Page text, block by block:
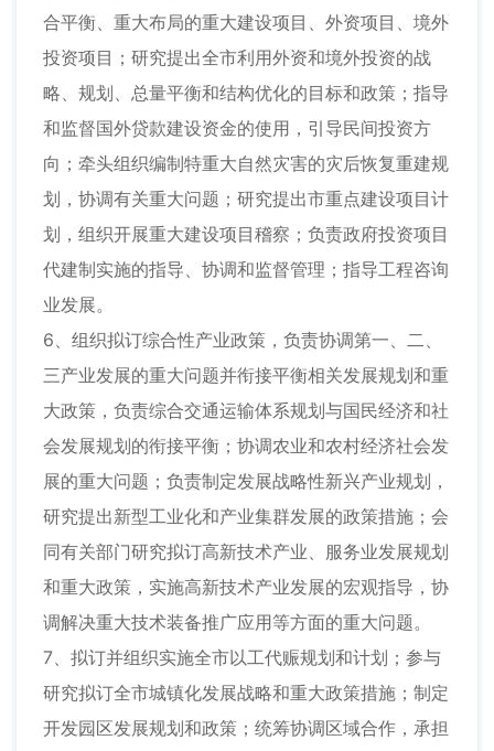
合平衡、重大布局的重大建设项目、外资项目、境外
投资项目；研究提出全市利用外资和境外投资的战
略、规划、总量平衡和结构优化的目标和政策；指导
和监督国外贷款建设资金的使用，引导民间投资方
向；牵头组织编制特重大自然灾害的灾后恢复重建规
划，协调有关重大问题；研究提出市重点建设项目计
划，组织开展重大建设项目稽察；负责政府投资项目
代建制实施的指导、协调和监督管理；指导工程咨询
业发展。
6、组织拟订综合性产业政策，负责协调第一、二、
三产业发展的重大问题并衔接平衡相关发展规划和重
大政策，负责综合交通运输体系规划与国民经济和社
会发展规划的衔接平衡；协调农业和农村经济社会发
展的重大问题；负责制定发展战略性新兴产业规划，
研究提出新型工业化和产业集群发展的政策措施；会
同有关部门研究拟订高新技术产业、服务业发展规划
和重大政策，实施高新技术产业发展的宏观指导，协
调解决重大技术装备推广应用等方面的重大问题。
7、拟订并组织实施全市以工代赈规划和计划；参与
研究拟订全市城镇化发展战略和重大政策措施；制定
开发园区发展规划和政策；统筹协调区域合作，承担